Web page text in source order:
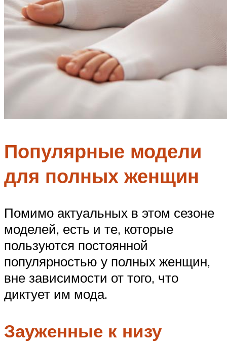
Популярные модели
для полных женщин
Помимо актуальных в этом сезоне
моделей, есть и те, которые
пользуются постоянной
популярностью у полных женщин,
вне зависимости от того, что
диктует им мода.
Зауженные к низу